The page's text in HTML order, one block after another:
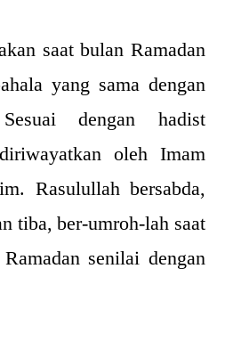
saat bulan Ramadan
yang sama dengan
dengan hadist
oleh Imam
Rasulullah bersabda,
tiba, ber-umroh-lah saat
senilai dengan